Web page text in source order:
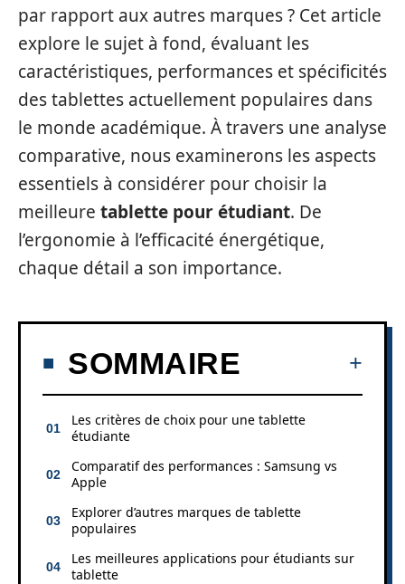
par rapport aux autres marques ? Cet article
explore le sujet à fond, évaluant les
caractéristiques, performances et spécificités
des tablettes actuellement populaires dans
le monde académique. À travers une analyse
comparative, nous examinerons les aspects
essentiels à considérer pour choisir la
meilleure tablette pour étudiant. De
l’ergonomie à l’efficacité énergétique,
chaque détail a son importance.
SOMMAIRE
Les critères de choix pour une tablette
étudiante
Comparatif des performances : Samsung vs
Apple
Explorer d’autres marques de tablette
populaires
Les meilleures applications pour étudiants sur
tablette